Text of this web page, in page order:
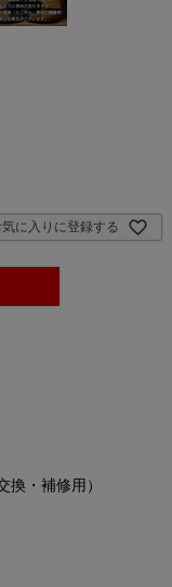
気に入りに登録する
・補修用）